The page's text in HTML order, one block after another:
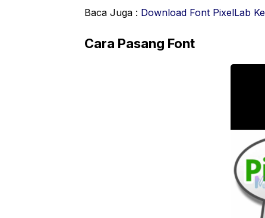
Baca Juga : Download Font PixelLab
Cara Pasang Font